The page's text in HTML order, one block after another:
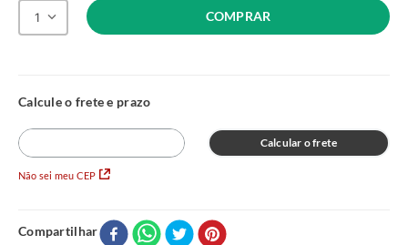
1 COMPRAR
Não sei meu CEP
Calcular o frete
Compartilhar